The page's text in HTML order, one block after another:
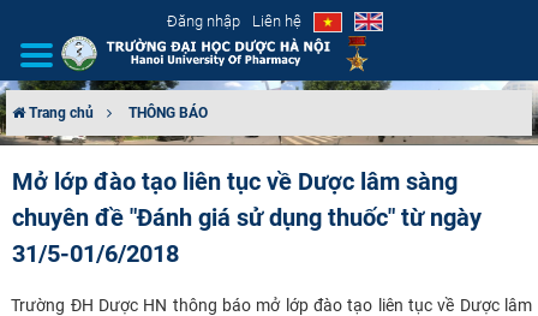
Đăng nhập Liên hệ
CƠ CẤU TỔ CHỨC
Trang chủ THÔNG BÁO
Mở lớp đào tạo liên tục về Dược lâm sàng
chuyên đề "Đánh giá sử dụng thuốc" từ ngày
31/5-01/6/2018
​Trường ĐH Dược HN thông báo mở lớp đào tạo liên tục về Dược lâm